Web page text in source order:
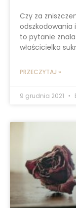
Czy za
odszkodowania
to pytanie
właścicielka
PRZECZYTAJ »
9 grudnia 2021